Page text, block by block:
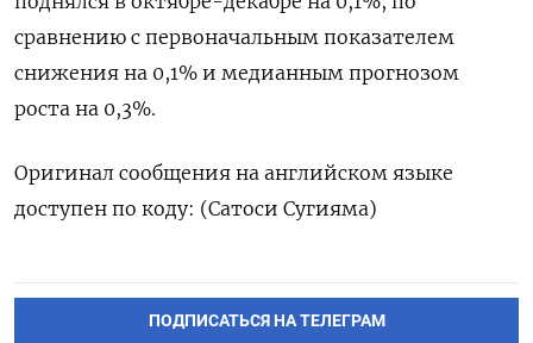
сравнению с первоначальным показателем
снижения на 0,1% и медианным прогнозом
роста на 0,3%.
Оригинал сообщения на английском языке
доступен по коду: (Сатоси Сугияма)
ПОДПИСАТЬСЯ НА ТЕЛЕГРАМ